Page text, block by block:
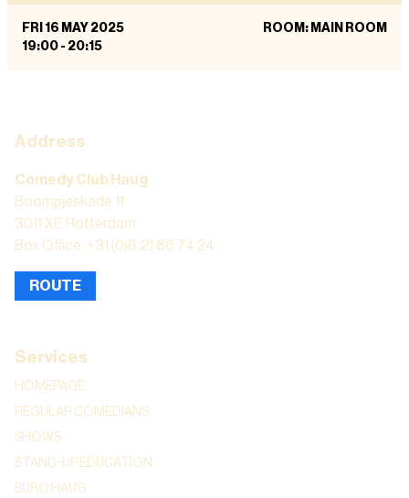
FRI 16 MAY 2025
19:00 - 20:15
ROOM: MAIN ROOM
Address
Comedy Club Haug
Boompjeskade 11
3011 XE Rotterdam
Box Office: +31 (0)6 21 86 74 24
ROUTE
Services
HOMEPAGE
REGULAR COMEDIANS
SHOWS
STAND-UP EDUCATION
BURO HAUG